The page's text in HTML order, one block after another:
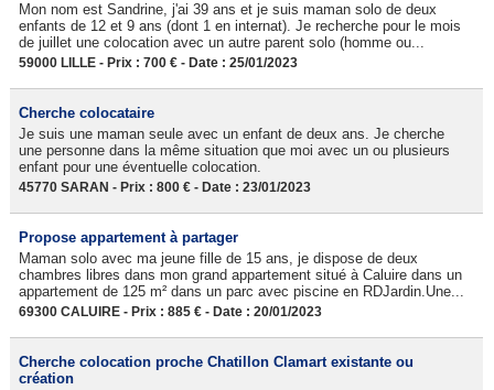
Mon nom est Sandrine, j'ai 39 ans et je suis maman solo de deux
enfants de 12 et 9 ans (dont 1 en internat). Je recherche pour le mois
de juillet une colocation avec un autre parent solo (homme ou...
59000 LILLE - Prix : 700 € - Date : 25/01/2023
Cherche colocataire
Je suis une maman seule avec un enfant de deux ans. Je cherche
une personne dans la même situation que moi avec un ou plusieurs
enfant pour une éventuelle colocation.
45770 SARAN - Prix : 800 € - Date : 23/01/2023
Propose appartement à partager
Maman solo avec ma jeune fille de 15 ans, je dispose de deux
chambres libres dans mon grand appartement situé à Caluire dans un
appartement de 125 m² dans un parc avec piscine en RDJardin.Une...
69300 CALUIRE - Prix : 885 € - Date : 20/01/2023
Cherche colocation proche Chatillon Clamart existante ou
création